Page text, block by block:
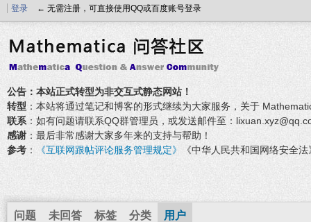
登录 ← 无需注册，可直接使用QQ或百度账号登录
公告：本站正式转型为非交互式静态网站！
转型 ：本站将通过笔记和博客的形式继续为大家服务，关于
联系 ：如有问题请联系QQ群管理员，或发送邮件至：
感谢 ：最后非常感谢大家多年来的支持与帮助！
参考 ： 《互联网跟帖评论服务管理规定》 《中华人民共和国网络安全
问题 未回答 标签 分类 用户